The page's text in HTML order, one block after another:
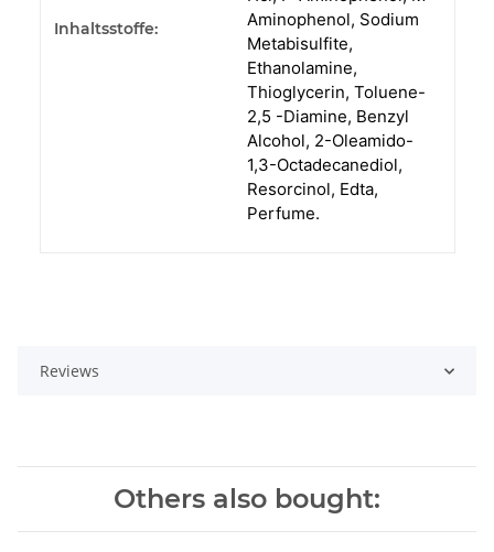
Inhaltsstoffe:
Aminophenol, Sodium
Metabisulfite,
Ethanolamine,
Thioglycerin, Toluene-
2,5 -Diamine, Benzyl
Alcohol, 2-Oleamido-
1,3-Octadecanediol,
Resorcinol, Edta,
Perfume.
Reviews
Others also bought: